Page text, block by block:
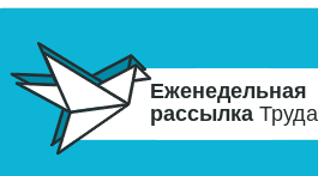
Еженедельная
рассылка Труда